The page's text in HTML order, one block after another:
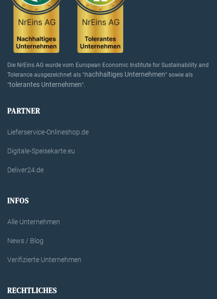
Die NrEins AG wurde vom European Economic Institute for Sustainability and
Tolerance ausgezeichnet als "nachhaltiges Unternehmen" sowie als
"tolerantes Unternehmen".
PARTNER
Lieferservice-Onlineshop.de
Digitale-Speisekarte.eu
Deliver24.de
INFOS
Alle Unternehmen
News / Blog
Verifizierte Unternehmen
RECHTLICHES